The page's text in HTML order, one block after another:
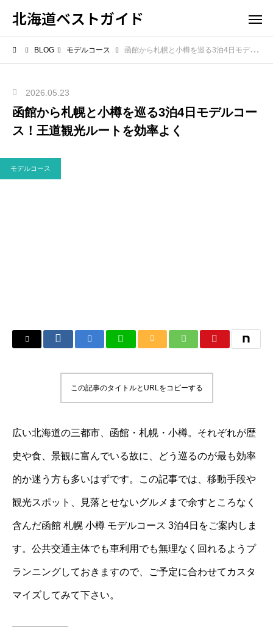
北海道ベストガイド
BLOG モデルコース 函館から札幌と小樽を巡る3泊4日モデルコース！王道観光ルートを効率よく
2026.05.23
函館から札幌と小樽を巡る3泊4日モデルコー
ス！王道観光ルートを効率よく
モデルコース
この記事のタイトルとURLをコピーする
広い北海道の三都市、函館・札幌・小樽。それぞれが歴
史や食、景観に富んでいる故に、どう巡るのが最も効率
的か迷う方も多いはずです。この記事では、移動手段や
観光スポット、見落とせないグルメまで余すところなく
含んだ函館 札幌 小樽 モデルコース 3泊4日をご案内しま
す。公共交通主体でも車利用でも無理なく回れるようプ
ランニングしておきますので、ご予定に合わせてカスタ
マイズしてみて下さい。